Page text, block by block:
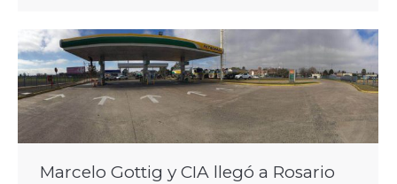
Marcelo Gottig y CIA llegó a Rosario